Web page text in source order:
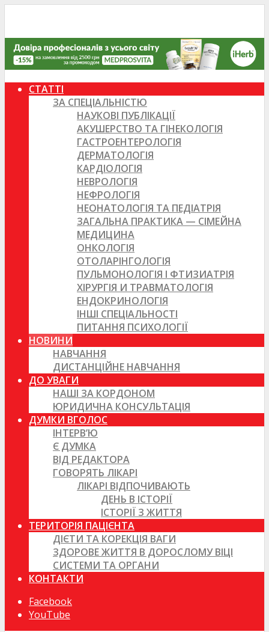
СТАТТІ
ЗА СПЕЦІАЛЬНІСТЮ
НАУКОВІ ПУБЛІКАЦІЇ
АКУШЕРСТВО ТА ГІНЕКОЛОГІЯ
ГАСТРОЕНТЕРОЛОГІЯ
ДЕРМАТОЛОГІЯ
КАРДІОЛОГІЯ
НЕВРОЛОГІЯ
НЕФРОЛОГІЯ
НЕОНАТОЛОГІЯ ТА ПЕДІАТРІЯ
ЗАГАЛЬНА ПРАКТИКА — СІМЕЙНА
МЕДИЦИНА
ОНКОЛОГІЯ
ОТОЛАРІНГОЛОГІЯ
ПУЛЬМОНОЛОГІЯ І ФТИЗИАТРІЯ
ХІРУРГІЯ И ТРАВМАТОЛОГІЯ
ЕНДОКРИНОЛОГІЯ
ІНШІ СПЕЦІАЛЬНОСТІ
ПИТАННЯ ПСИХОЛОГІЇ
НОВИНИ
НАВЧАННЯ
ДИСТАНЦІЙНЕ НАВЧАННЯ
ДО УВАГИ
НАШІ ЗА КОРДОНОМ
ЮРИДИЧНА КОНСУЛЬТАЦІЯ
ДУМКИ ВГОЛОС
ІНТЕРВ’Ю
Є ДУМКА
ВІД РЕДАКТОРА
ГОВОРЯТЬ ЛІКАРІ
ЛІКАРІ ВІДПОЧИВАЮТЬ
ДЕНЬ В ІСТОРІЇ
ІСТОРІЇ З ЖИТТЯ
ТЕРИТОРІЯ ПАЦІЄНТА
ДІЄТИ ТА КОРЕКЦІЯ ВАГИ
ЗДОРОВЕ ЖИТТЯ В ДОРОСЛОМУ ВІЦІ
СИСТЕМИ ТА ОРГАНИ
КОНТАКТИ
Facebook
YouTube